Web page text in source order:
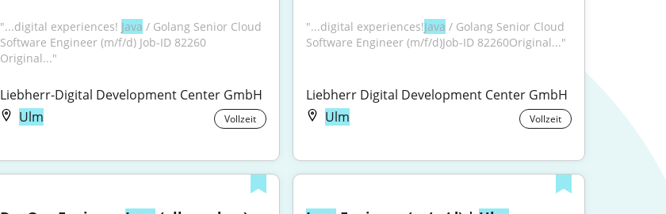
"...digital experiences! Java / Golang Senior Cloud
Software Engineer (m/f/d) Job-ID 82260
Original..."
Liebherr-Digital Development Center GmbH
Ulm
Vollzeit
"...digital experiences!Java / Golang Senior Cloud
Software Engineer (m/f/d)Job-ID 82260Original..."
Liebherr Digital Development Center GmbH
Ulm
Vollzeit